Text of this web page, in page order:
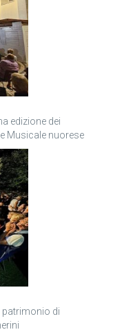
edizione dei
Musicale nuorese
patrimonio di